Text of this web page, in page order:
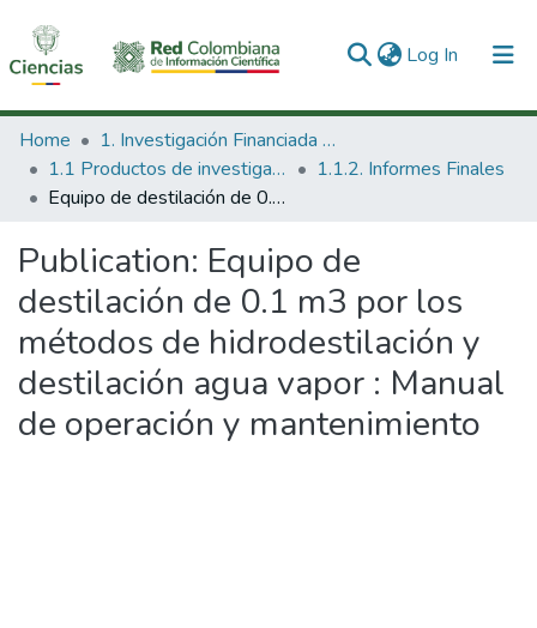
Log In (current)
Communities & Collections
All of DSpace
Home
1. Investigación Financiada con Recursos Públicos
1.1 Productos de investigación
1.1.2. Informes Finales
Equipo de destilación de 0.1 m3 por los métodos de hidrodestilación y destilación agua vapor : Manual de operación y mantenimiento
Publication: Equipo de
destilación de 0.1 m3 por los
métodos de hidrodestilación y
destilación agua vapor : Manual
de operación y mantenimiento